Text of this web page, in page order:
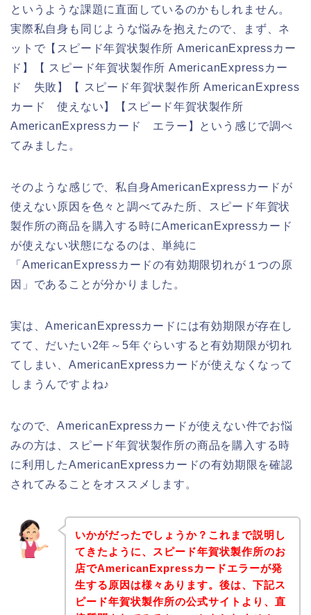
というような課題に直面しているのかもしれません。
実際私自身も同じような悩みを抱えたので、まず、ネ
ットで【スピード年賀状製作所 AmericanExpressカー
ド】【 スピード年賀状製作所 AmericanExpressカー
ド 失敗】【 スピード年賀状製作所 AmericanExpress
カード 使えない】【スピード年賀状製作所
AmericanExpressカード エラー】という感じで調べ
てみました。
そのような感じで、私自身AmericanExpressカードが
使えない原因を色々と調べてみた所、スピード年賀状
製作所の商品を購入する時にAmericanExpressカード
が使えない状態になるのは、単純に
「AmericanExpressカードの有効期限切れが１つの原
因」であることが分かりました。
実は、AmericanExpressカードには有効期限が存在し
てて、だいたい2年～5年ぐらいすると有効期限が切れ
てしまい、AmericanExpressカードが使えなくなって
しまうんですよね♪
なので、AmericanExpressカードが使えない件でお悩
みの方は、スピード年賀状製作所の商品を購入する時
に利用したAmericanExpressカードの有効期限を確認
されてみることをオススメします。
いかがだったでしょうか？これまで説明し
てきたように、スピード年賀状製作所のお
店でAmericanExpressカードエラーが発
生する原因は様々あります。後は、下記ス
ピード年賀状製作所の公式サイトより、直